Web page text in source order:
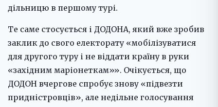
дільницю в першому турі.
Те саме стосується і ДОДОНА, який вже зробив
заклик до свого електорату «мобілізуватися
для другого туру і не віддати країну в руки
«західним маріонеткам»». Очікується, що
ДОДОН вчергове спробує знову «підвезти
придністровців», але недільне голосування